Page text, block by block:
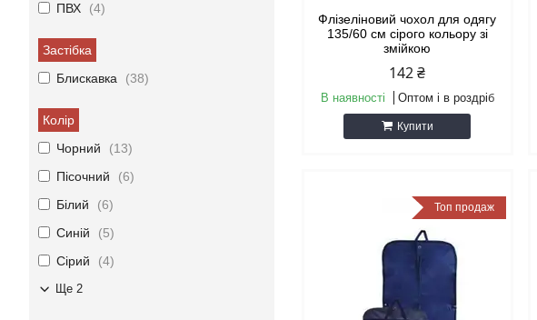
Флізеліновий чохол для одягу
135/60 см сірого кольору зі
змійкою
142 ₴
В наявності Оптом і в роздріб
Купити
Топ продаж
ПВХ
4
Застібка
Блискавка
38
Колір
Чорний
13
Пісочний
6
Білий
6
Синій
5
Сірий
4
Ще 2